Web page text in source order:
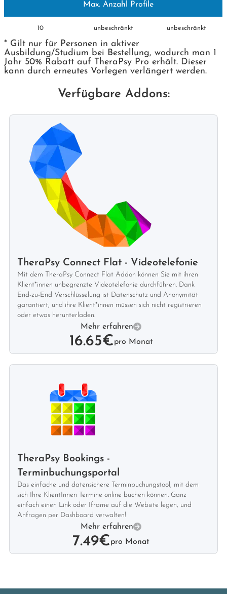
Max. Anzahl Profile
10 unbeschränkt unbeschränkt
* Gilt nur für Personen in aktiver
Ausbildung/Studium bei Bestellung, wodurch man 1
Jahr 50% Rabatt auf TheraPsy Pro erhält. Dieser
kann durch erneutes Vorlegen verlängert werden.
Verfügbare Addons:
TheraPsy Connect Flat - Videotelefonie
Mit dem TheraPsy Connect Flat Addon können Sie mit ihren
Klient*innen unbegrenzte Videotelefonie durchführen. Dank
End-zu-End Verschlüsselung ist Datenschutz und Anonymität
garantiert, und ihre Klient*innen müssen sich nicht registrieren
oder etwas herunterladen.
Mehr erfahren
16.65€pro Monat
TheraPsy Bookings -
Terminbuchungsportal
Das einfache und datensichere Terminbuchungstool, mit dem
sich Ihre KlientInnen Termine online buchen können. Ganz
einfach einen Link oder Iframe auf die Website legen, und
Anfragen per Dashboard verwalten!
Mehr erfahren
7.49€pro Monat